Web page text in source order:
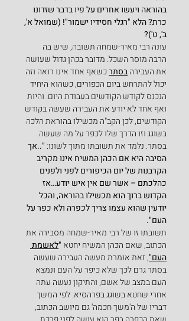
בהוראה ויעשו אחרים על פיו בדבר שזדונו
כרת? הלא "רגלי חסידיו ישמור"! (שמואל א',
ב', ט')?
עונה רבי מאיר-שמחה תשובה, שיש בה
הרבה מוסר השכל. מדובר בכהן גדול שעושה
את העבירה בסתר כשאף אחד אינו רואה וזה
יכול להתרחש ביום הכפורים, כשהוא היחיד
הנכנס לקודש הקודשים בעבודת היום. והיות
ואף אחד לא יודע את העבירה שעשה בקודש
הקודשים, לכן הקב"ה מכשילו בהוראת הלכה
בשוגג וזו הדרך שלו לכפר על מה שעשה
בסתר. נלמד את תשובתו מתוך לשונו: "..אך
הסיבה היא אם הכהן המשיח אינו מקריב
הקרבנות של יום הכיפורים לפני ולפנים
כהלכתם – אשר שם אין איש יודע…אז
הקדוש ברוך הוא מכשילו בהוראה, והכל
יודעין שהוא עצמו צריך לכפרה ולא כפר על
העם".
תשובתו זו של רבי מאיר-שמחה מסבירה את
הכתוב, שאם הכהן המשיח יחטא "לאשמת
העם", זאת אומרת מעשה העבירה שעשה
בסתר גרם לכך שלא כיפר על העם ונמצא
העם במצב של אשם, והתיקון נעשה עתה
אחרי שחטא בשוגג בפרהסיא. לפי המשך
דבריו של ה'משך חכמה' גם מיושב הכתוב,